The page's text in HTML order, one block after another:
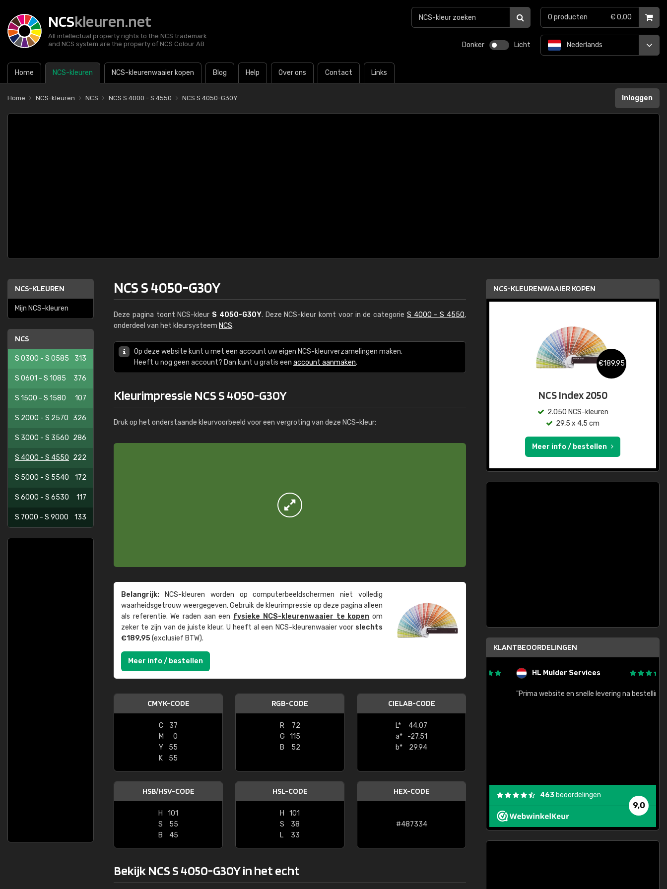
NCSkleuren.net
All intellectual property rights to the NCS trademark
and NCS system are the property of NCS Colour AB
Donker Licht
Home NCS-kleuren NCS-kleurenwaaier kopen Blog Help Over ons Contact Links
Nederlands
0 producten € 0,00
Home NCS-kleuren NCS NCS S 4000 - S 4550 NCS S 4050-G30Y Inloggen
NCS-KLEUREN
Mijn NCS-kleuren
NCS
S 0300 - S 0585 313
S 0601 - S 1085 376
S 1500 - S 1580 107
S 2000 - S 2570 326
S 3000 - S 3560 286
S 4000 - S 4550 222
S 5000 - S 5540 172
S 6000 - S 6530 117
S 7000 - S 9000 133
NCS S 4050-G30Y
Deze pagina toont NCS-kleur S 4050-G30Y. Deze NCS-kleur komt voor in de categorie S 4000 - S 4550,
onderdeel van het kleursysteem NCS.
Op deze website kunt u met een account uw eigen NCS-kleurverzamelingen maken.
Heeft u nog geen account? Dan kunt u gratis een account aanmaken.
Kleurimpressie NCS S 4050-G30Y
Druk op het onderstaande kleurvoorbeeld voor een vergroting van deze NCS-kleur:
Belangrijk: NCS-kleuren worden op computer­beeld­schermen niet volledig
waarheids­­getrouw weer­gegeven. Gebruik de kleur­impressie op deze pagina alleen
als referentie. We raden aan een fysieke NCS-kleuren­waaier te kopen om
zeker te zijn van de juiste kleur. U heeft al een NCS-kleuren­waaier voor slechts
€189,95(exclusief BTW).
Meer info / bestellen
CMYK-CODE
C
37
M
0
Y
55
K
55
RGB-CODE
R
72
G
115
B
52
CIELAB-CODE
L*
44.07
a*
-27.51
b*
29.94
HSB/HSV-CODE
H
101
S
55
B
45
HSL-CODE
H
101
S
38
L
33
HEX-CODE
#487334
Bekijk NCS S 4050-G30Y in het echt
NCS-KLEURENWAAIER KOPEN
€189,95
NCS Index 2050
2.050 NCS-kleuren
29,5 x 4,5 cm
Meer info / bestellen
KLANTBEOORDELINGEN
"Super snelle service en zeer betaalbaar!"
HL Mulder Services
"Prima website en snelle levering na bestelling"
9,0
463 beoordelingen